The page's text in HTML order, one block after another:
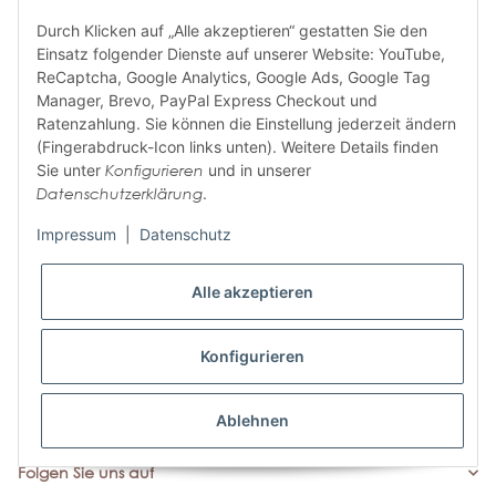
ABONNIEREN SIE UNSEREN
NEWSLETTER
jederzeit widerruflich Informationen zu Ihrem Produktsortiment per E-Mail zu.
Folgen Sie uns auf
Durch Klicken auf „Alle akzeptieren“ gestatten Sie den
Einsatz folgender Dienste auf unserer Website: YouTube,
ReCaptcha, Google Analytics, Google Ads, Google Tag
Manager, Brevo, PayPal Express Checkout und
Ratenzahlung. Sie können die Einstellung jederzeit ändern
(Fingerabdruck-Icon links unten). Weitere Details finden
Sie unter Konfigurieren und in unserer
Datenschutzerklärung.
Impressum Datenschutz
Alle akzeptieren
Konfigurieren
Ablehnen